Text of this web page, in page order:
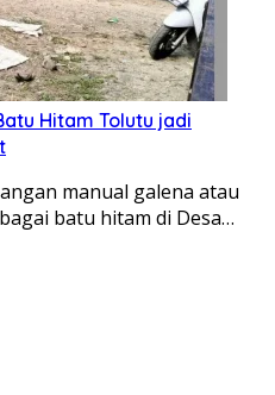
Hitam Tolutu jadi
manual galena atau
batu hitam di Desa…